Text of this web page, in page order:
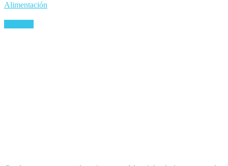
Alimentación